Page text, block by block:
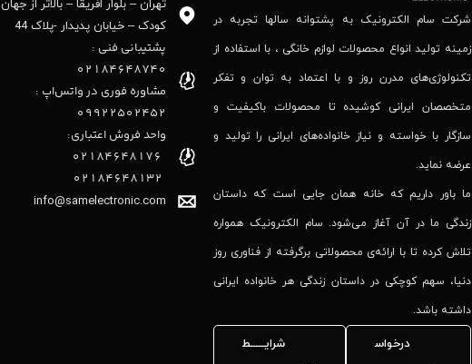
شرکت سام الکترونیک به پشتوانه‌ سالها تجربه در
زمینه تولید انواع محصولات لوازم خانگی ، با استفاده از
تکنولوژی‌های مدرن روز و با اعتماد به توان و تفکر
متخصصان ایرانی کوشیده تا محصولات باکیفیت و
سازگار با خواسته و نیاز خانواده‌های ایرانی را تولید و
عرضه نماید.
ما باور داریم که خانه همان جایی است که داستان
زندگی ما در آن آغاز می‌شود. سام الکترونیک همواره
تلاش کرده تا با ارائه‌ی محصولاتی برگرفته از فناوری روز
دنیا، سهم کوچکی در داستان زندگی هر خانواده ایرانی
داشته باشد.
درخواس
شرایـــــط
تهران – بلوار افریقا – بالاتر از جهان
کودک – خیابان پدیدار -پلاک 44
پشتیبانی فنی :
02184648740
مشاوره فوری در واتس‌اپ :
09922502452
واحد فروش اعتباری:
info@samelectronic.com